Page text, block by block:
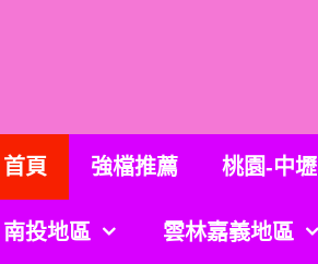
首頁 強檔推薦 桃園-中壢
南投地區 雲林嘉義地區